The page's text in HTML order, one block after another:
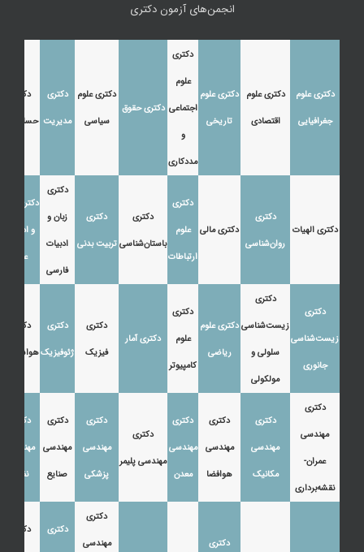
انجمن‌های آزمون دکتری
دکتری علوم
جغرافیایی
دکتری علوم
اقتصادی
دکتری علوم
تاریخی
دکتری
علوم
اجتماعی
و
مددکاری
دکتری حقوق
دکتری علوم
سیاسی
دکتری
مدیریت
دکتری
حسابداری
دکتری الهیات
دکتری
روان‌شناسی
دکتری مالی
دکتری
علوم
ارتباطات
دکتری
باستان‌شناسی
دکتری
تربیت بدنی
دکتری
زبان و
ادبیات
فارسی
دکتری زبان
و ادبیات
عرب
دکتری
زیست‌شناسی
جانوری
دکتری
زیست‌شناسی
سلولی و
مولکولی
دکتری علوم
ریاضی
دکتری
علوم
کامپیوتر
دکتری آمار
دکتری
فیزیک
دکتری
ژئوفیزیک
دکتری
هواشناسی
دکتری
مهندسی
عمران-
نقشه‌برداری
دکتری
مهندسی
مکانیک
دکتری
مهندسی
هوافضا
دکتری
مهندسی
معدن
دکتری
مهندسی پلیمر
دکتری
مهندسی
پزشکی
دکتری
مهندسی
صنایع
دکتری
مهندسی
نفت
دکتری
دکتری
مهندسی
دکتری
دکتری